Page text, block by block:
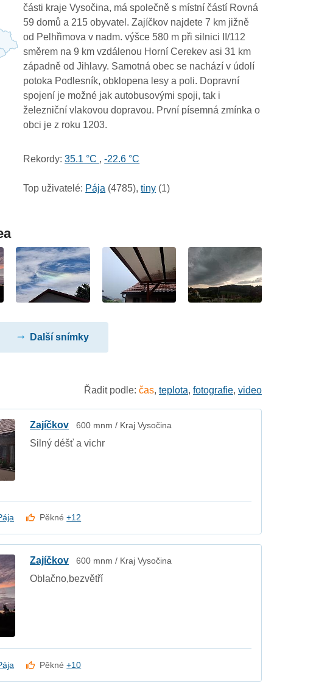
části kraje Vysočina, má společně s místní částí Rovná
59 domů a 215 obyvatel. Zajíčkov najdete 7 km jižně
od Pelhřimova v nadm. výšce 580 m při silnici II/112
směrem na 9 km vzdálenou Horní Cerekev asi 31 km
západně od Jihlavy. Samotná obec se nachází v údolí
potoka Podlesník, obklopena lesy a poli. Dopravní
spojení je možné jak autobusovými spoji, tak i
železniční vlakovou dopravou. První písemná zmínka o
obci je z roku 1203.
Rekordy: 35.1 °C ,-22.6 °C
Top uživatelé: Pája (4785),tiny (1)
Další snímky
Řadit podle: čas, teplota, fotografie, video
Zajíčkov 600 mnm / Kraj Vysočina
Silný déšť a vichr
Pěkné+12
Zajíčkov 600 mnm / Kraj Vysočina
Oblačno,bezvětří
Pěkné+10